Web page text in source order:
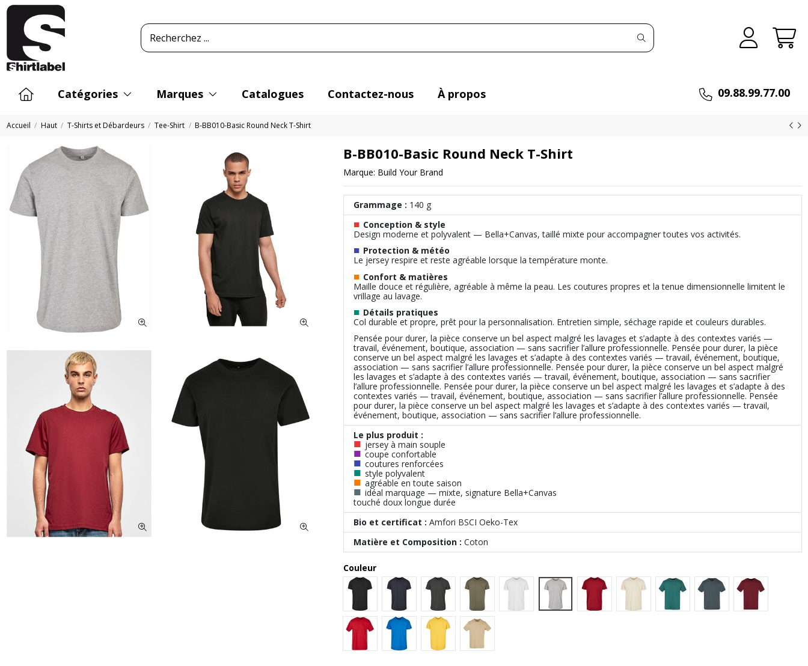
Catégories Marques Catalogues Contactez-nous À propos 09.88.99.77.00
Accueil Haut T-Shirts et Débardeurs Tee-Shirt B-BB010-Basic Round Neck T-Shirt
B-BB010-Basic Round Neck T-Shirt
Marque: Build Your Brand
Grammage : 140 g
■ Conception & style
Design moderne et polyvalent — Bella+Canvas, taillé mixte pour accompagner toutes vos activités.
■ Protection & météo
Le jersey respire et reste agréable lorsque la température monte.
■ Confort & matières
Maille douce et régulière, agréable à même la peau. Les coutures propres et la tenue dimensionnelle limitent le
vrillage au lavage.
■ Détails pratiques
Col durable et propre, prêt pour la personnalisation. Entretien simple, séchage rapide et couleurs durables.
Pensée pour durer, la pièce conserve un bel aspect malgré les lavages et s’adapte à des contextes variés —
travail, événement, boutique, association — sans sacrifier l’allure professionnelle. Pensée pour durer, la pièce
conserve un bel aspect malgré les lavages et s’adapte à des contextes variés — travail, événement, boutique,
association — sans sacrifier l’allure professionnelle. Pensée pour durer, la pièce conserve un bel aspect malgré
les lavages et s’adapte à des contextes variés — travail, événement, boutique, association — sans sacrifier
l’allure professionnelle. Pensée pour durer, la pièce conserve un bel aspect malgré les lavages et s’adapte à des
contextes variés — travail, événement, boutique, association — sans sacrifier l’allure professionnelle. Pensée
pour durer, la pièce conserve un bel aspect malgré les lavages et s’adapte à des contextes variés — travail,
événement, boutique, association — sans sacrifier l’allure professionnelle.
Le plus produit :
■ jersey à main souple
■ coupe confortable
■ coutures renforcées
■ style poly­valent
■ agréable en toute saison
■ idéal marquage — mixte, signature Bella+Canvas
touché doux longue durée
Bio et certificat : Amfori BSCI Oeko-Tex
Matière et Composition : Coton
Couleur
Black Navy Charcoal Olive White
Heather Grey
Burgundy Sand Green Bottle GreenCherry
City Red Cobaltblue Taxi Yellow U. Beige